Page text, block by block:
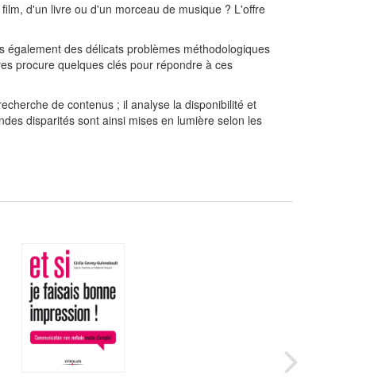
d'un livre ou d'un morceau de musique ? L'offre
des délicats problèmes méthodologiques
procure quelques clés pour répondre à ces
de contenus ; il analyse la disponibilité et
disparités sont ainsi mises en lumière selon les